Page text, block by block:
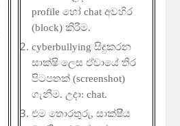
profile හෝ chat අවහිර
(block) කිරීම.
cyberbullying සිදුකරන
සාක්ෂි ලෙස ඒවායේ තිර
පිටපතක් (screenshot)
ගැනීම. උදා: chat.
එම තොරතුරු, සාක්ෂය